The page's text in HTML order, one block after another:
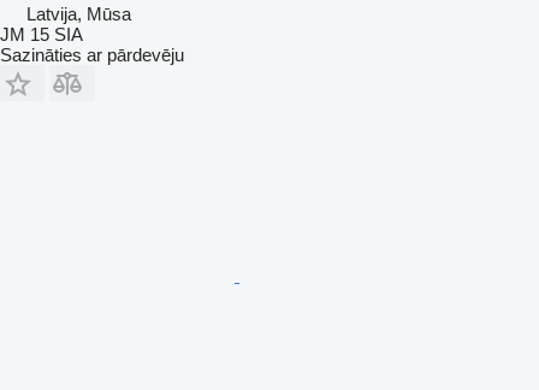
Latvija, Mūsa
JM 15 SIA
Sazināties ar pārdevēju